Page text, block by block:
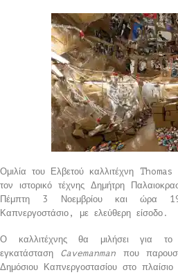
Ομιλία του Ελβετού καλλιτέχνη
τον ιστορικό τέχνης Δημήτρη
Πέμπτη 3 Νοεμβρίου και ώρα
Καπνεργοστάσιο, με ελεύθερη είσοδο.
Ο καλλιτέχνης θα μιλήσει για
εγκατάσταση Cavemanman που
Δημόσιου Καπνεργοστασίου στο πλαίσιο